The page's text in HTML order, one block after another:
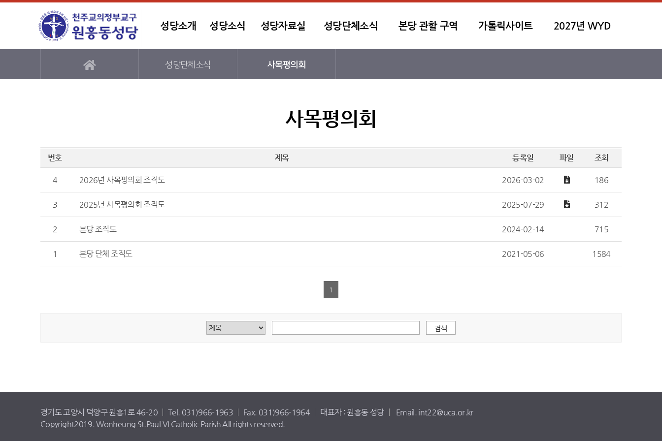
성당소개 성당소식 성당자료실 성당단체소식 본당 관할 구역 가톨릭사이트 2027년 WYD
성당단체소식 사목평의회
사목평의회
번호 제목 등록일 파일 조회
4 2026년 사목평의회 조직도 2026-03-02 186
3 2025년 사목평의회 조직도 2025-07-29 312
2 본당 조직도 2024-02-14 715
1 본당 단체 조직도 2021-05-06 1584
1
경기도 고양시 덕양구 원흥1로 46-20 Tel. 031)966-1963 Fax. 031)966-1964 대표자 : 원흥동 성당
Email. int22@uca.or.kr
Copyright2019. Wonheung St.Paul VI Catholic Parish All rights reserved.